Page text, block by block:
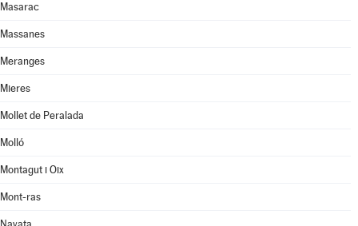
Masarac
Massanes
Meranges
Mieres
Mollet de Peralada
Molló
Montagut i Oix
Mont-ras